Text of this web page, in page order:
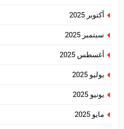
أكتوبر 2025
سبتمبر 2025
أغسطس 2025
يوليو 2025
يونيو 2025
مايو 2025